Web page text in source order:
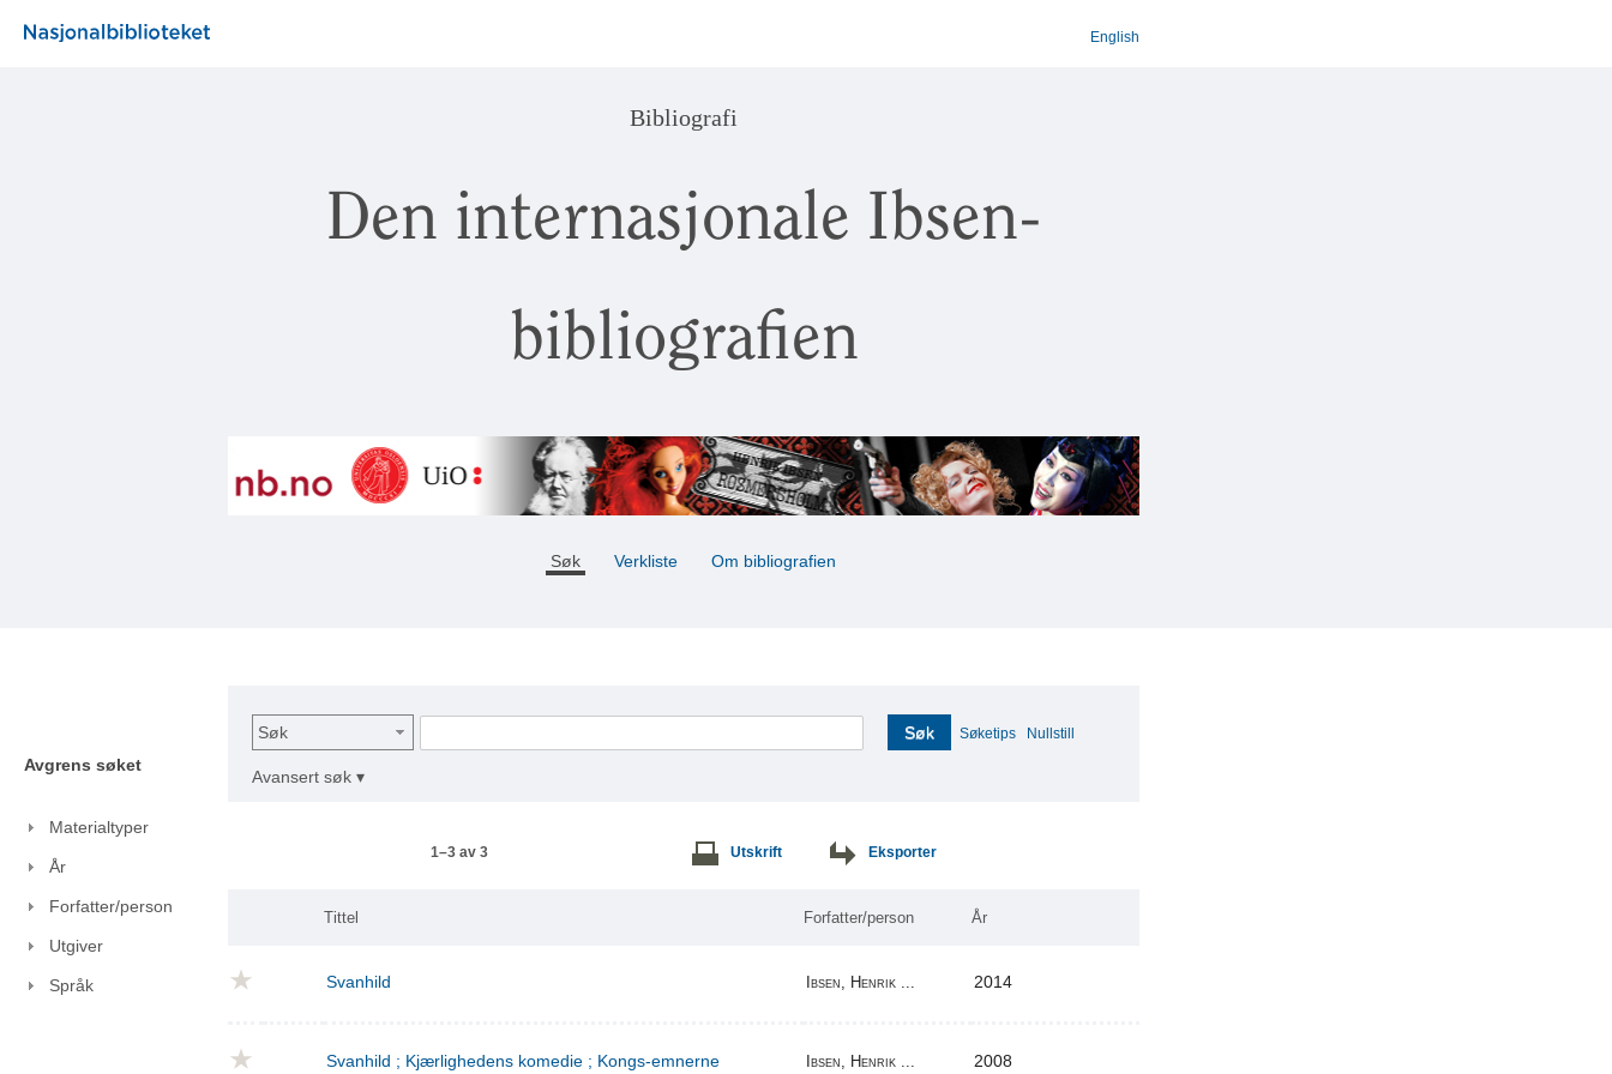
English
Bibliografi
Den internasjonale Ibsen-
bibliografien
Søk Verkliste Om bibliografien
Avgrens søket
Materialtyper
År
Forfatter/person
Utgiver
Språk
Søk Søk Søketips Nullstill
Avansert søk ▾
1–3 av 3 Utskrift Eksporter
Tittel Forfatter/person År
Svanhild Ibsen, Henrik ... 2014
Svanhild ; Kjærlighedens komedie ; Kongs-emnerne Ibsen, Henrik ... 2008